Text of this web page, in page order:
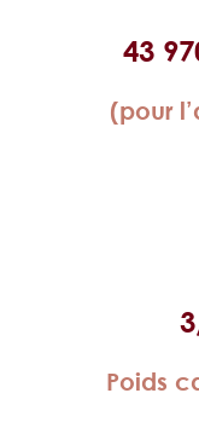
43
(pour
Poids